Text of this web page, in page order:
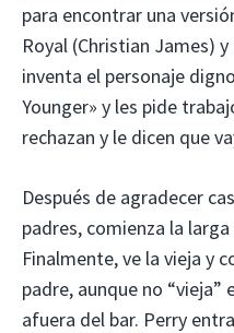
para encontrar una
Royal (Christian James)
inventa el personaje
Younger» y les pide
rechazan y le dicen que
Después de agradecer
padres, comienza la
Finalmente, ve la vieja y
padre, aunque no
afuera del bar. Perry